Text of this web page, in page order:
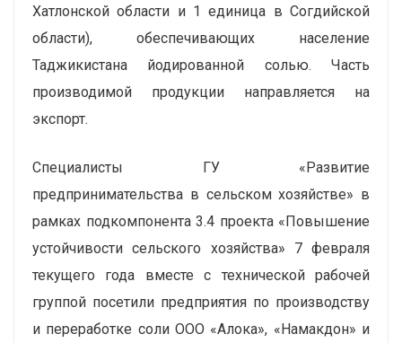
Хатлонской области и 1 единица в Согдийской
области), обеспечивающих население
Таджикистана йодированной солью. Часть
производимой продукции направляется на
экспорт.
Специалисты ГУ «Развитие
предпринимательства в сельском хозяйстве» в
рамках подкомпонента 3.4 проекта «Повышение
устойчивости сельского хозяйства» 7 февраля
текущего года вместе с технической рабочей
группой посетили предприятия по производству
и переработке соли ООО «Алока», «Намакдон» и